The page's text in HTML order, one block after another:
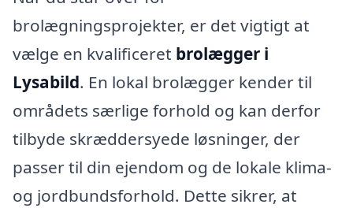
brolægningsprojekter, er det vigtigt at
vælge en kvalificeret brolægger i
Lysabild. En lokal brolægger kender til
områdets særlige forhold og kan derfor
tilbyde skræddersyede løsninger, der
passer til din ejendom og de lokale klima-
og jordbundsforhold. Dette sikrer, at